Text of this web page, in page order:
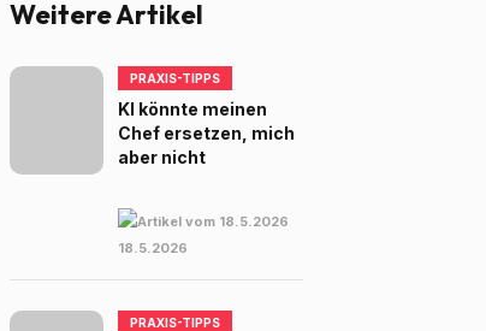
Weitere Artikel
PRAXIS-TIPPS
KI könnte meinen
Chef ersetzen, mich
aber nicht
18.5.2026
PRAXIS-TIPPS